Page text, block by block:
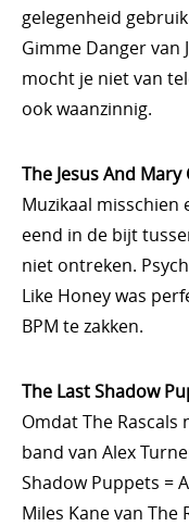
gelegenheid
Gimme Danger van
mocht je niet van
ook waanzinnig.
The Jesus And Mary
Muzikaal misschien
eend in de bijt
niet ontreken.
Like Honey was
BPM te zakken.
The Last Shadow
Omdat The
band van Alex
Shadow Puppets =
Miles Kane van The